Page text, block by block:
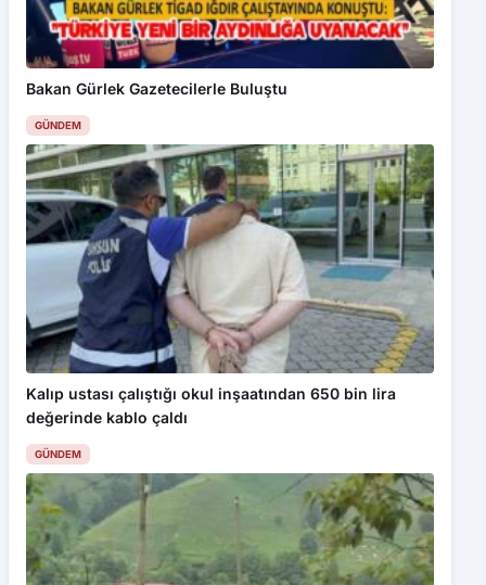
Bakan Gürlek Gazetecilerle Buluştu
GÜNDEM
Kalıp ustası çalıştığı okul inşaatından 650 bin lira
değerinde kablo çaldı
GÜNDEM